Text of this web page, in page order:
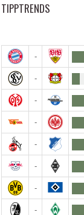
TIPPTRENDS
-
-
-
-
-
-
-
-